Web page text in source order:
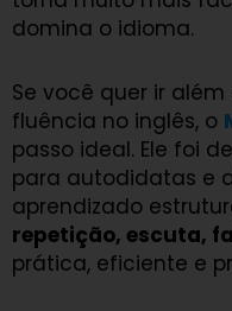
domina o idioma.
Se você quer ir
fluência no inglês, o
passo ideal. Ele foi
para autodidatas e
aprendizado
repetição, escuta,
prática, eficiente e